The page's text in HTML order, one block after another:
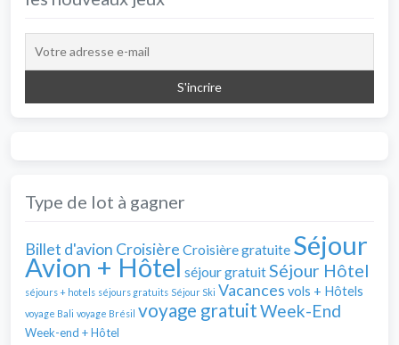
Type de lot à gagner
Billet d'avion Croisière Croisière gratuite Séjour
Avion + Hôtel séjour gratuitSéjour Hôtel
séjours + hotels séjours gratuits Séjour Ski Vacances vols + Hôtels
voyage Bali voyage Brésil voyage gratuitWeek-End
Week-end + Hôtel